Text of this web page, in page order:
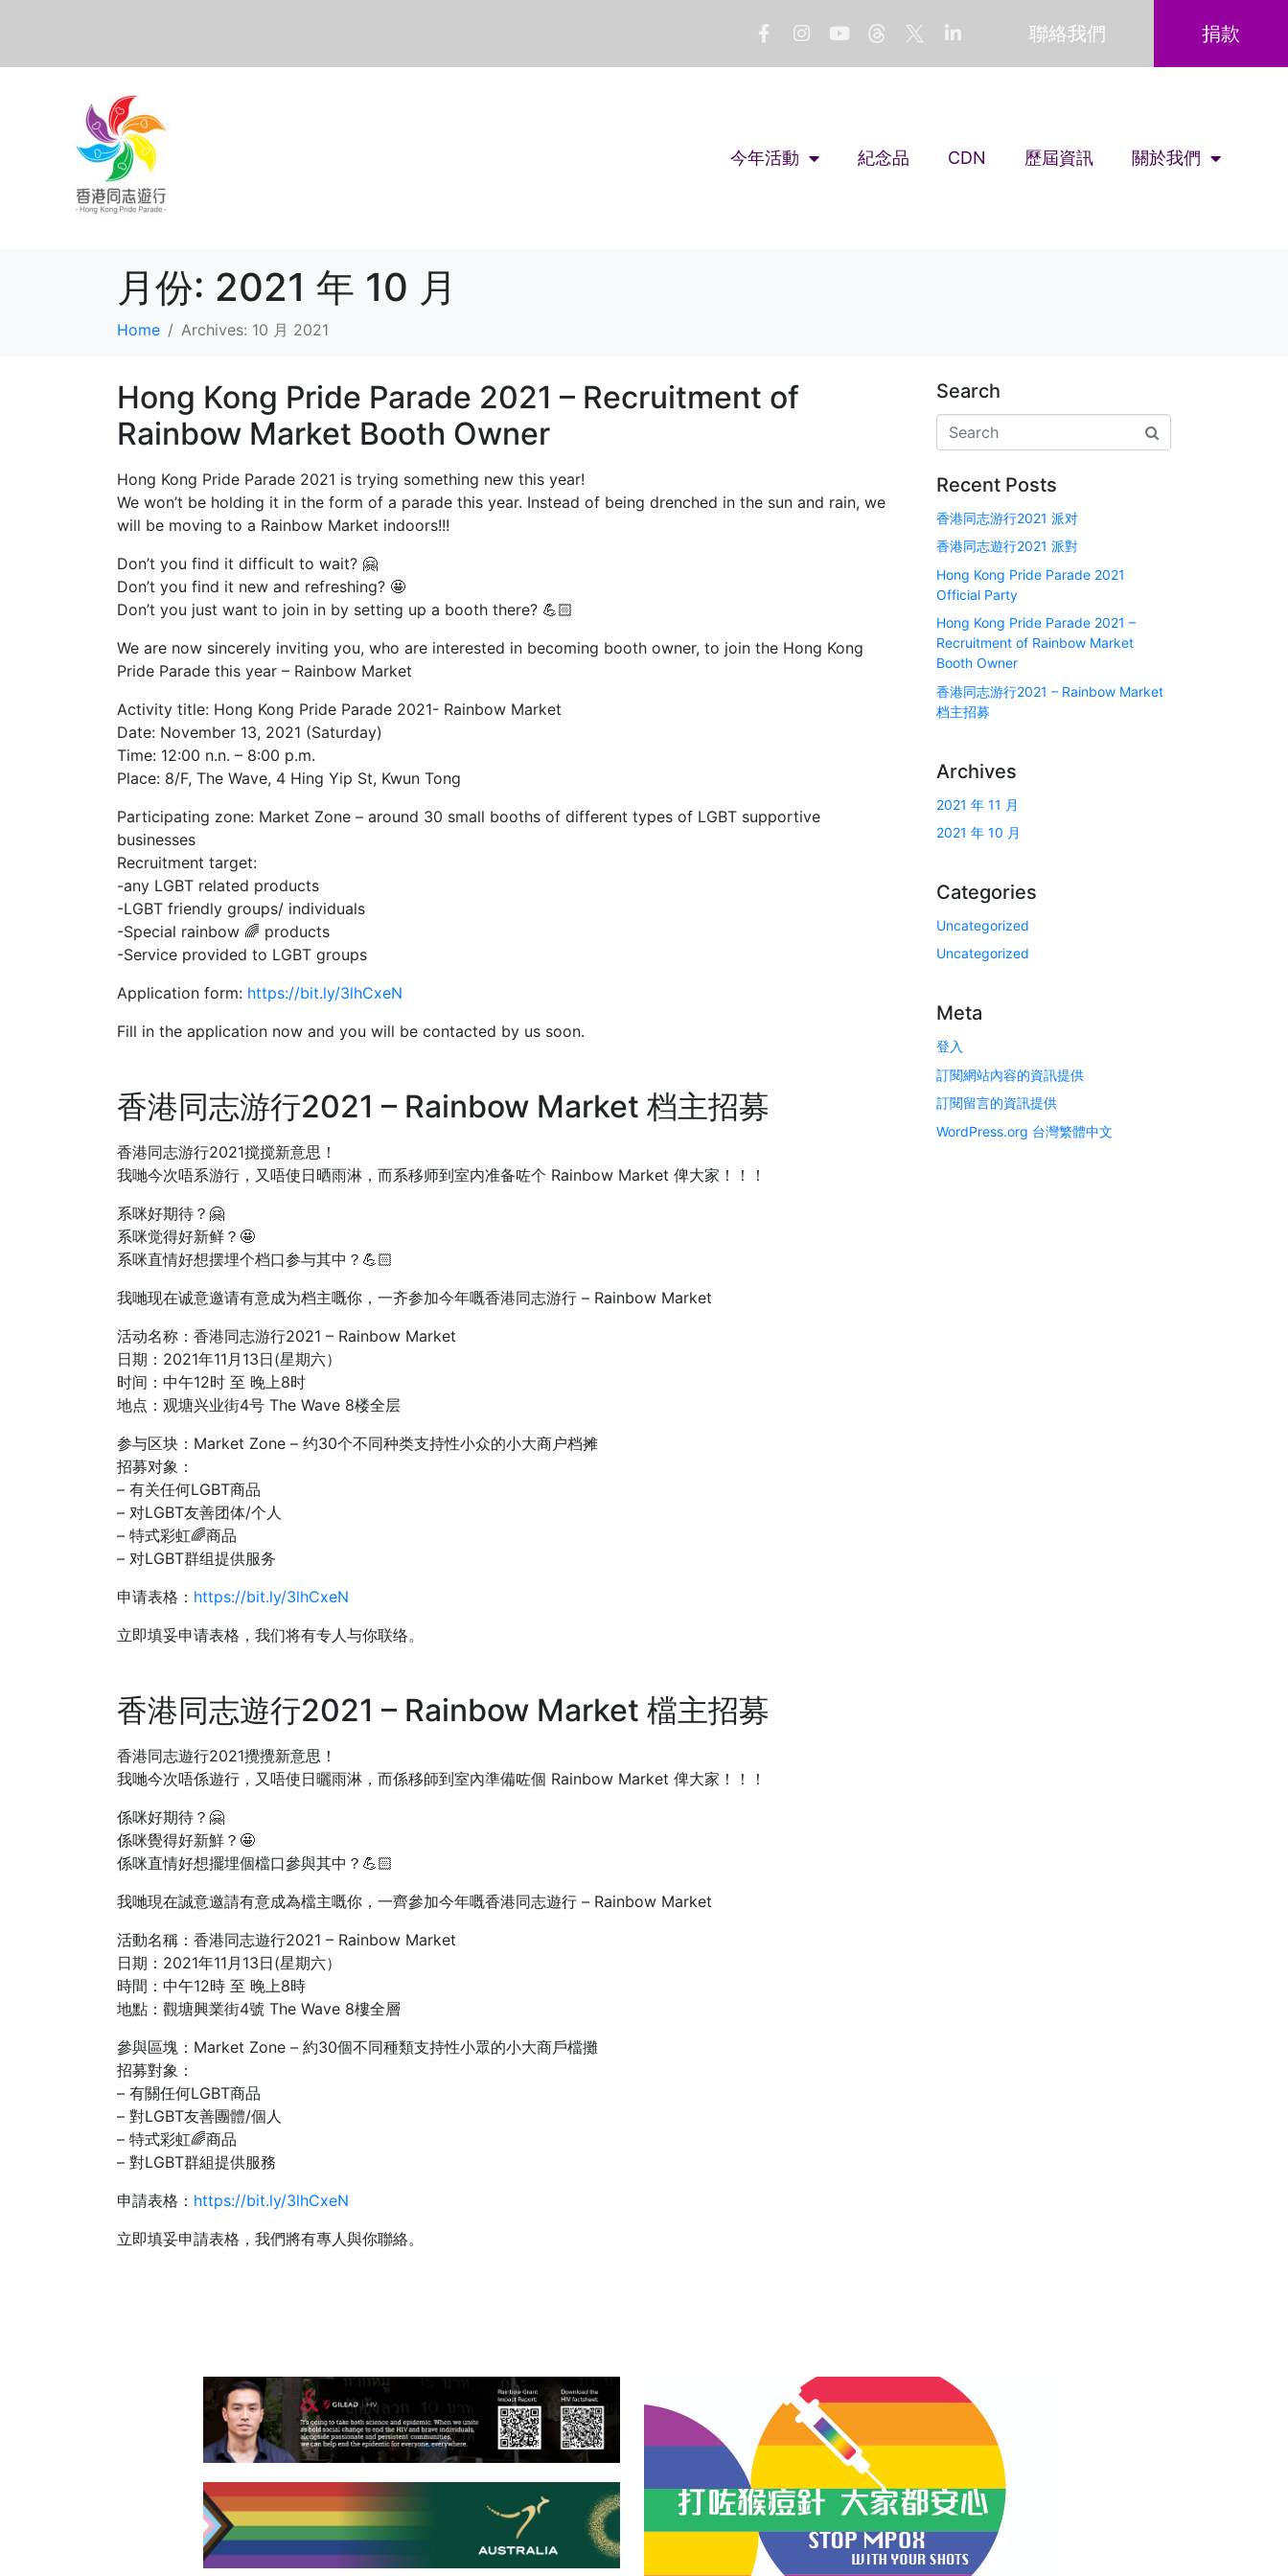
聯絡我們 捐款
今年活動 紀念品 CDN 歷屆資訊 關於我們
月份: 2021 年 10 月
Home Archives: 10 月 2021
Hong Kong Pride Parade 2021 – Recruitment of
Rainbow Market Booth Owner
Hong Kong Pride Parade 2021 is trying something new this year!
We won’t be holding it in the form of a parade this year. Instead of being drenched in the sun and rain, we
will be moving to a Rainbow Market indoors!!!
Don’t you find it difficult to wait? 🤗
Don’t you find it new and refreshing? 🤩
Don’t you just want to join in by setting up a booth there? 💪🏻
We are now sincerely inviting you, who are interested in becoming booth owner, to join the Hong Kong
Pride Parade this year – Rainbow Market
Activity title: Hong Kong Pride Parade 2021- Rainbow Market
Date: November 13, 2021 (Saturday)
Time: 12:00 n.n. – 8:00 p.m.
Place: 8/F, The Wave, 4 Hing Yip St, Kwun Tong
Participating zone: Market Zone – around 30 small booths of different types of LGBT supportive
businesses
Recruitment target:
-any LGBT related products
-LGBT friendly groups/ individuals
-Special rainbow 🌈 products
-Service provided to LGBT groups
Application form: https://bit.ly/3lhCxeN
Fill in the application now and you will be contacted by us soon.
香港同志游行2021 – Rainbow Market 档主招募
香港同志游行2021搅搅新意思！
我哋今次唔系游行，又唔使日晒雨淋，而系移师到室内准备咗个 Rainbow Market 俾大家！！！
系咪好期待？🤗
系咪觉得好新鲜？🤩
系咪直情好想摆埋个档口参与其中？💪🏻
我哋现在诚意邀请有意成为档主嘅你，一齐参加今年嘅香港同志游行 – Rainbow Market
活动名称：香港同志游行2021 – Rainbow Market
日期：2021年11月13日(星期六）
时间：中午12时 至 晚上8时
地点：观塘兴业街4号 The Wave 8楼全层
参与区块：Market Zone – 约30个不同种类支持性小众的小大商户档摊
招募对象：
– 有关任何LGBT商品
– 对LGBT友善团体/个人
– 特式彩虹🌈商品
– 对LGBT群组提供服务
申请表格： https://bit.ly/3lhCxeN
立即填妥申请表格，我们将有专人与你联络。
香港同志遊行2021 – Rainbow Market 檔主招募
香港同志遊行2021攪攪新意思！
我哋今次唔係遊行，又唔使日曬雨淋，而係移師到室內準備咗個 Rainbow Market 俾大家！！！
係咪好期待？🤗
係咪覺得好新鮮？🤩
係咪直情好想擺埋個檔口參與其中？💪🏻
我哋現在誠意邀請有意成為檔主嘅你，一齊參加今年嘅香港同志遊行 – Rainbow Market
活動名稱：香港同志遊行2021 – Rainbow Market
日期：2021年11月13日(星期六）
時間：中午12時 至 晚上8時
地點：觀塘興業街4號 The Wave 8樓全層
參與區塊：Market Zone – 約30個不同種類支持性小眾的小大商戶檔攤
招募對象：
– 有關任何LGBT商品
– 對LGBT友善團體/個人
– 特式彩虹🌈商品
– 對LGBT群組提供服務
申請表格： https://bit.ly/3lhCxeN
立即填妥申請表格，我們將有專人與你聯絡。
Search
Recent Posts
香港同志游行2021 派对
香港同志遊行2021 派對
Hong Kong Pride Parade 2021
Official Party
Hong Kong Pride Parade 2021 –
Recruitment of Rainbow Market
Booth Owner
香港同志游行2021 – Rainbow Market
档主招募
Archives
2021 年 11 月
2021 年 10 月
Categories
Uncategorized
Uncategorized
Meta
登入
訂閱網站內容的資訊提供
訂閱留言的資訊提供
WordPress.org 台灣繁體中文